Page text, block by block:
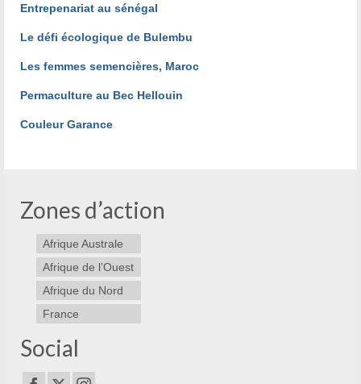
Entrepenariat au sénégal
Le défi écologique de Bulembu
Les femmes semencières, Maroc
Permaculture au Bec Hellouin
Couleur Garance
Zones d’action
Afrique Australe
Afrique de l’Ouest
Afrique du Nord
France
Social